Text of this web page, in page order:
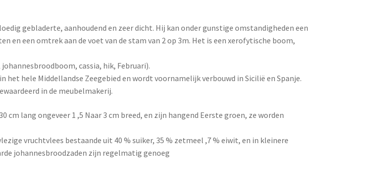
gebladerte, aanhoudend en zeer dicht. Hij kan onder gunstige omstandigheden een
en een omtrek aan de voet van de stam van 2 op 3m. Het is een xerofytische boom,
cassia, hik, Februari).
het hele Middellandse Zeegebied en wordt voornamelijk verbouwd in Sicilië en Spanje.
in de meubelmakerij.
lang ongeveer 1 ,5 Naar 3 cm breed, en zijn hangend Eerste groen, ze worden
vruchtvlees bestaande uit 40 % suiker, 35 % zetmeel ,7 % eiwit, en in kleinere
johannesbroodzaden zijn regelmatig genoeg